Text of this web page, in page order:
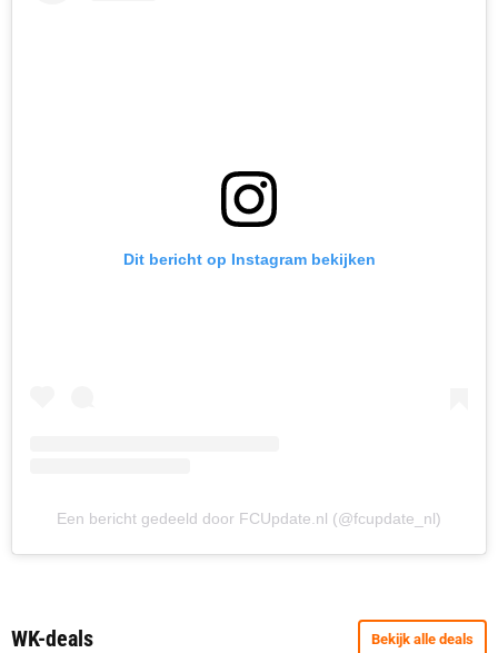
Dit bericht op Instagram bekijken
Een bericht gedeeld door FCUpdate.nl (@fcupdate_nl)
WK-deals Bekijk alle deals